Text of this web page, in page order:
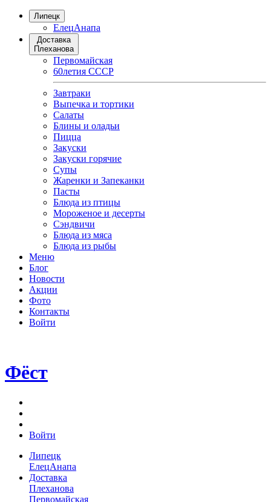
Липецк
ЕлецАнапа
Доставка
Плеханова
Первомайская
60летия СССР
Завтраки
Выпечка и тортики
Салаты
Блины и оладьи
Пицца
Закуски
Закуски горячие
Супы
Жаренки и Запеканки
Пасты
Блюда из птицы
Мороженое и десерты
Сэндвичи
Блюда из мяса
Блюда из рыбы
Меню
Блог
Новости
Акции
Фото
Контакты
Войти
Фёст
Войти
Липецк
ЕлецАнапа
Доставка
Плеханова
Первомайская